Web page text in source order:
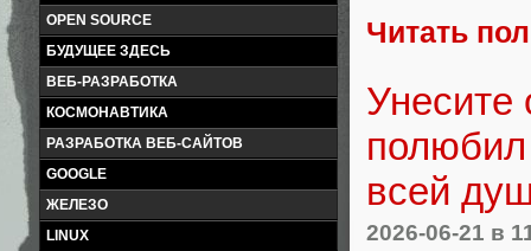
OPEN SOURCE
БУДУЩЕЕ ЗДЕСЬ
ВЕБ-РАЗРАБОТКА
КОСМОНАВТИКА
РАЗРАБОТКА ВЕБ-САЙТОВ
GOOGLE
ЖЕЛЕЗО
LINUX
Читать
Унесите
всей
2026-06-21 в